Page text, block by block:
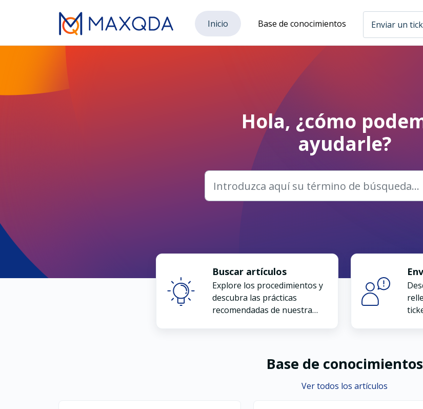
Inicio
Base de conocimientos Enviar un
Hola, ¿cómo
ayudarle?
Buscar artículos
Explore los procedimientos y
descubra las prácticas
recomendadas de nuestra
Base de conocimientos
Ver todos los artículos